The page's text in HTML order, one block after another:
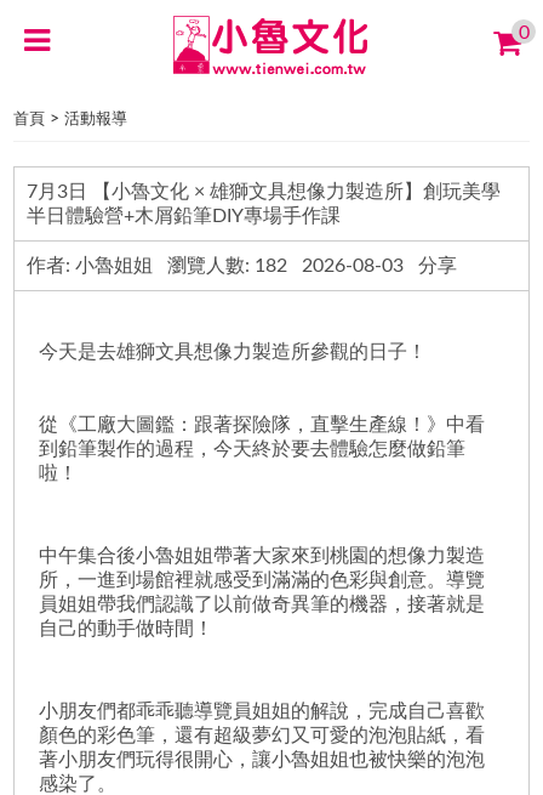
0
首頁 >活動報導
7月3日 【小魯文化 × 雄獅文具想像力製造所】創玩美學
半日體驗營+木屑鉛筆DIY專場手作課
作者: 小魯姐姐 瀏覽人數: 182 2026-08-03 分享
今天是去雄獅文具想像力製造所參觀的日子！
從《工廠大圖鑑：跟著探險隊，直擊生產線！》中看
到鉛筆製作的過程，今天終於要去體驗怎麼做鉛筆
啦！
中午集合後小魯姐姐帶著大家來到桃園的想像力製造
所，一進到場館裡就感受到滿滿的色彩與創意。導覽
員姐姐帶我們認識了以前做奇異筆的機器，接著就是
自己的動手做時間！
小朋友們都乖乖聽導覽員姐姐的解說，完成自己喜歡
顏色的彩色筆，還有超級夢幻又可愛的泡泡貼紙，看
著小朋友們玩得很開心，讓小魯姐姐也被快樂的泡泡
感染了。